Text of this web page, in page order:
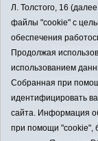
12+
центр
E-mail:
Политика
Л. Толстого, 16
файлы "cookie" с
обеспечения
Продолжая
использованием
Собранная при
идентифицировать
сайта. Информация
при помощи "cookie",